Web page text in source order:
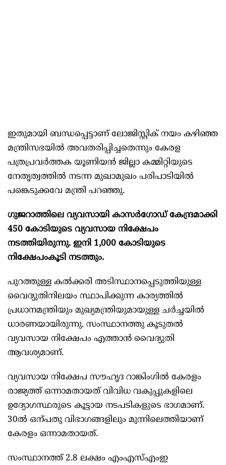
ഇതുമായി ബന്ധപ്പെട്ടാണ് ലോജിസ്റ്റിക് നയം കഴിഞ്ഞ
മന്ത്രിസഭയിൽ അവതരിപ്പിച്ചതെന്നും കേരള
പത്രപ്രവർത്തക യൂണിയൻ ജില്ലാ കമ്മിറ്റിയുടെ
നേതൃത്വത്തിൽ നടന്ന മുഖാമുഖം പരിപാടിയിൽ
പങ്കെടുക്കവേ മന്ത്രി പറഞ്ഞു.
ഗുജറാത്തിലെ വ്യവസായി കാസർഗോഡ് കേന്ദ്രമാക്കി
450 കോടിയുടെ വ്യവസായ നിക്ഷേപം
നടത്തിയിരുന്നു. ഇനി 1,000 കോടിയുടെ
നിക്ഷേപംകൂടി നടത്തും.
പുറത്തുള്ള കൽക്കരി അടിസ്ഥാനപ്പെടുത്തിയുള്ള
വൈദ്യുതിനിലയം സ്ഥാപിക്കുന്ന കാര്യത്തിൽ
പ്രധാനമന്ത്രിയും മുഖ്യമന്ത്രിയുമായുള്ള ചർച്ചയിൽ
ധാരണയായിരുന്നു. സംസ്ഥാനത്തു കൂടുതൽ
വ്യവസായ നിക്ഷേപം എത്താൻ വൈദ്യുതി
ആവശ്യമാണ്.
വ്യവസായ നിക്ഷേപ സൗഹൃദ റാങ്കിംഗിൽ കേരളം
രാജ്യത്ത് ഒന്നാമതായത് വിവിധ വകുപ്പുകളിലെ
ഉദ്യോഗസ്ഥരുടെ കൂട്ടായ നടപടികളുടെ ഭാഗമാണ്.
30ൽ ഒന്പതു വിഭാഗങ്ങളിലും മുന്നിലെത്തിയാണ്
കേരളം ഒന്നാമതായത്.
സംസ്ഥാനത്ത് 2.8 ലക്ഷം എംഎസ്എംഇ